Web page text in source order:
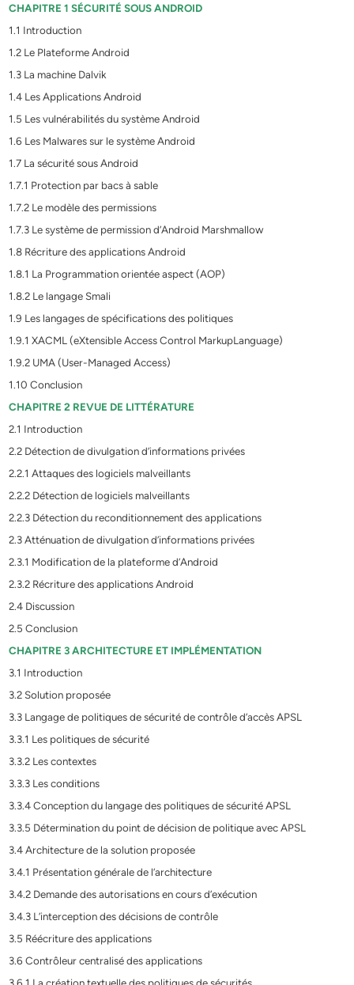
CHAPITRE 1 SÉCURITÉ SOUS ANDROID
1.1 Introduction
1.2 Le Plateforme Android
1.3 La machine Dalvik
1.4 Les Applications Android
1.5 Les vulnérabilités du système Android
1.6 Les Malwares sur le système Android
1.7 La sécurité sous Android
1.7.1 Protection par bacs à sable
1.7.2 Le modèle des permissions
1.7.3 Le système de permission d’Android Marshmallow
1.8 Récriture des applications Android
1.8.1 La Programmation orientée aspect (AOP)
1.8.2 Le langage Smali
1.9 Les langages de spécifications des politiques
1.9.1 XACML (eXtensible Access Control MarkupLanguage)
1.9.2 UMA (User-Managed Access)
1.10 Conclusion
CHAPITRE 2 REVUE DE LITTÉRATURE
2.1 Introduction
2.2 Détection de divulgation d’informations privées
2.2.1 Attaques des logiciels malveillants
2.2.2 Détection de logiciels malveillants
2.2.3 Détection du reconditionnement des applications
2.3 Atténuation de divulgation d’informations privées
2.3.1 Modification de la plateforme d’Android
2.3.2 Récriture des applications Android
2.4 Discussion
2.5 Conclusion
CHAPITRE 3 ARCHITECTURE ET IMPLÉMENTATION
3.1 Introduction
3.2 Solution proposée
3.3 Langage de politiques de sécurité de contrôle d’accès APSL
3.3.1 Les politiques de sécurité
3.3.2 Les contextes
3.3.3 Les conditions
3.3.4 Conception du langage des politiques de sécurité APSL
3.3.5 Détermination du point de décision de politique avec APSL
3.4 Architecture de la solution proposée
3.4.1 Présentation générale de l’architecture
3.4.2 Demande des autorisations en cours d’exécution
3.4.3 L’interception des décisions de contrôle
3.5 Réécriture des applications
3.6 Contrôleur centralisé des applications